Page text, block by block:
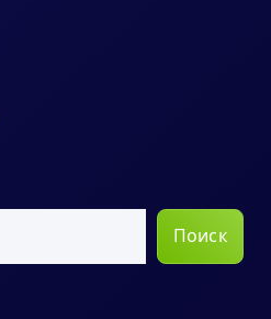
Поиск